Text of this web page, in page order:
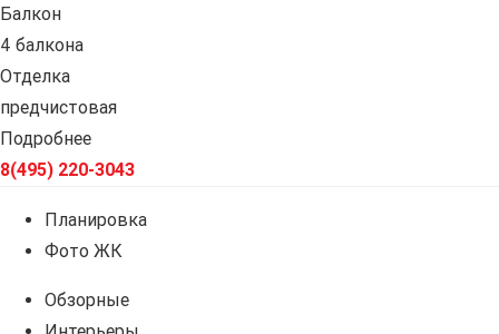
Балкон
4 балкона
Отделка
предчистовая
Подробнее
8(495) 220-3043
Планировка
Фото ЖК
Обзорные